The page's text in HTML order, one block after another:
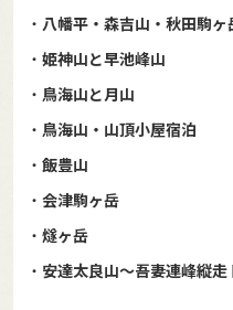
・ 八幡平・森吉山・秋田駒ヶ
・ 姫神山と早池峰山
・ 鳥海山と月山
・ 鳥海山・山頂小屋宿泊
・ 飯豊山
・ 会津駒ヶ岳
・ 燧ヶ岳
・ 安達太良山〜吾妻連峰縦走